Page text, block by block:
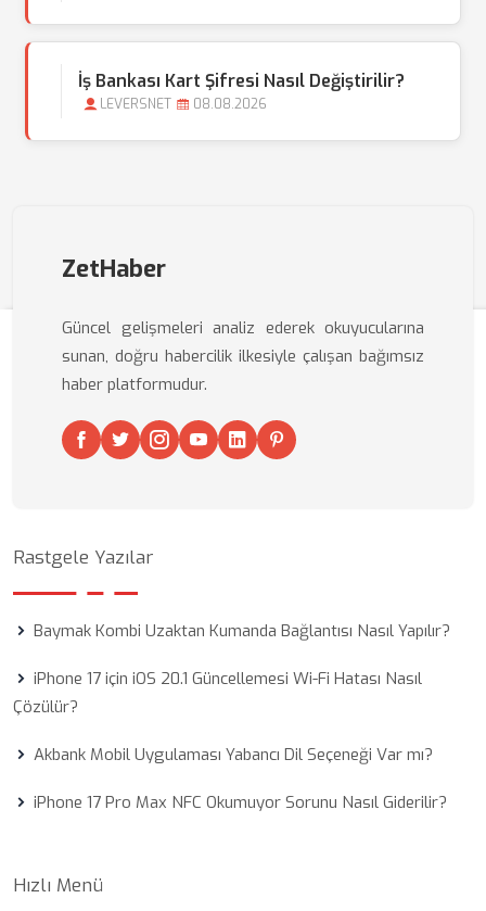
İş Bankası Kart Şifresi Nasıl Değiştirilir?
LEVERSNET 08.08.2026
ZetHaber
Güncel gelişmeleri analiz ederek okuyucularına
sunan, doğru habercilik ilkesiyle çalışan bağımsız
haber platformudur.
Rastgele Yazılar
Baymak Kombi Uzaktan Kumanda Bağlantısı Nasıl Yapılır?
iPhone 17 için iOS 20.1 Güncellemesi Wi-Fi Hatası Nasıl
Çözülür?
Akbank Mobil Uygulaması Yabancı Dil Seçeneği Var mı?
iPhone 17 Pro Max NFC Okumuyor Sorunu Nasıl Giderilir?
Hızlı Menü